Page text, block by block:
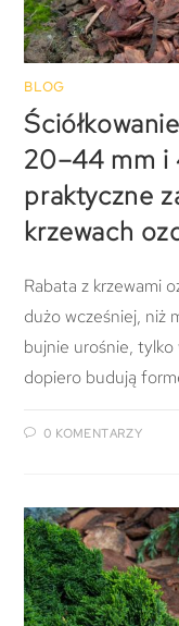
BLOG
20–44 mm i
praktyczne
krzewach
Rabata z krzewami
dużo wcześniej, niż
bujnie urośnie, tylko
dopiero budują
0 KOMENTARZY